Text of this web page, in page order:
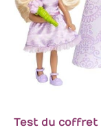
Test du coffret